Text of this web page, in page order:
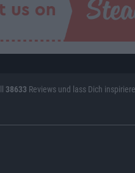
38633 Reviews und lass Dich